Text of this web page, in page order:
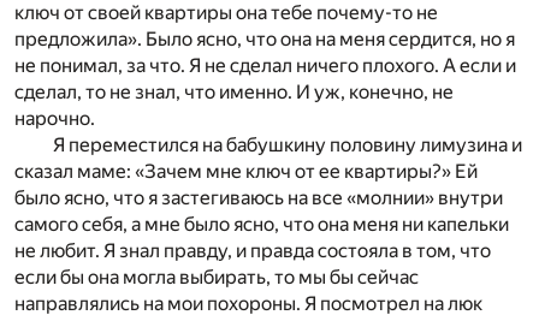
ключ от своей квартиры она тебе почему-то не
предложила». Было ясно, что она на меня сердится, но я
не понимал, за что. Я не сделал ничего плохого. А если и
сделал, то не знал, что именно. И уж, конечно, не
нарочно.
Я переместился на бабушкину половину лимузина и
сказал маме: «Зачем мне ключ от ее квартиры?» Ей
было ясно, что я застегиваюсь на все «молнии» внутри
самого себя, а мне было ясно, что она меня ни капельки
не любит. Я знал правду, и правда состояла в том, что
если бы она могла выбирать, то мы бы сейчас
направлялись на мои похороны. Я посмотрел на люк